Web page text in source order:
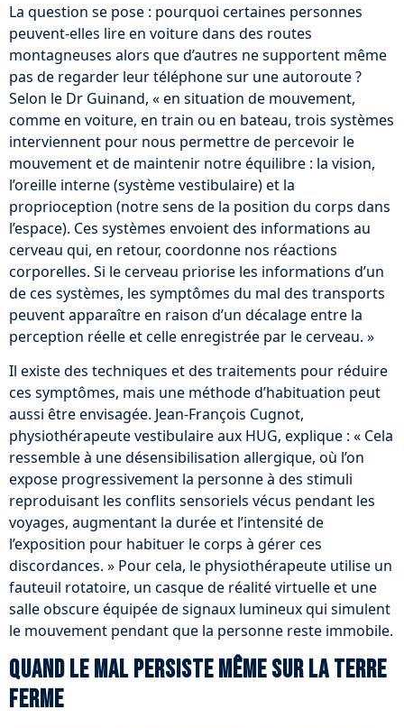
La question se pose : pourquoi certaines personnes
peuvent-elles lire en voiture dans des routes
montagneuses alors que d’autres ne supportent même
pas de regarder leur téléphone sur une autoroute ?
Selon le Dr Guinand, « en situation de mouvement,
comme en voiture, en train ou en bateau, trois systèmes
interviennent pour nous permettre de percevoir le
mouvement et de maintenir notre équilibre : la vision,
l’oreille interne (système vestibulaire) et la
proprioception (notre sens de la position du corps dans
l’espace). Ces systèmes envoient des informations au
cerveau qui, en retour, coordonne nos réactions
corporelles. Si le cerveau priorise les informations d’un
de ces systèmes, les symptômes du mal des transports
peuvent apparaître en raison d’un décalage entre la
perception réelle et celle enregistrée par le cerveau. »
Il existe des techniques et des traitements pour réduire
ces symptômes, mais une méthode d’habituation peut
aussi être envisagée. Jean-François Cugnot,
physiothérapeute vestibulaire aux HUG, explique : « Cela
ressemble à une désensibilisation allergique, où l’on
expose progressivement la personne à des stimuli
reproduisant les conflits sensoriels vécus pendant les
voyages, augmentant la durée et l’intensité de
l’exposition pour habituer le corps à gérer ces
discordances. » Pour cela, le physiothérapeute utilise un
fauteuil rotatoire, un casque de réalité virtuelle et une
salle obscure équipée de signaux lumineux qui simulent
le mouvement pendant que la personne reste immobile.
Quand le mal persiste même sur la terre
ferme